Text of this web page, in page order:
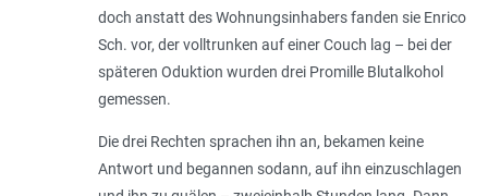
doch anstatt des Woh­nungs­inhabers fanden sie Enrico
Sch. vor, der volltrunken auf einer Couch lag – bei der
späteren Oduktion wurden drei Promille Blut­alkohol
gemessen.
Die drei Rechten sprachen ihn an, bekamen keine
Antwort und begannen sodann, auf ihn einzuschlagen